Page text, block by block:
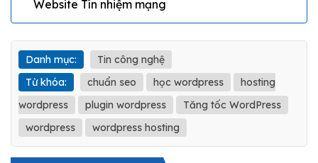
Website Tín nhiệm mạng
Danh mục:
Tin công nghệ
Từ khóa:
chuẩn seo học wordpress
hosting
wordpress
plugin wordpress
Tăng tốc WordPress
wordpress
wordpress hosting